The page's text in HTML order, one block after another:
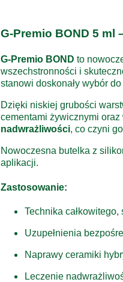
G-Premio BOND 5 ml
G-Premio BOND to
wszechstronności i
stanowi doskonały wybór
Dzięki niskiej grubości
cementami żywicznymi
nadwrażliwości, co czyni
Nowoczesna butelka z
aplikacji.
Zastosowanie:
Technika
Uzupełnienia
Naprawy ceramiki
Leczenie